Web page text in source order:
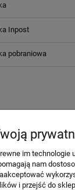
Inpost
pobraniowa
im technologie
nam
i przejść do